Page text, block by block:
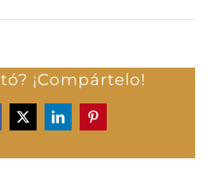
¡Compártelo!
X LinkedInPinterest